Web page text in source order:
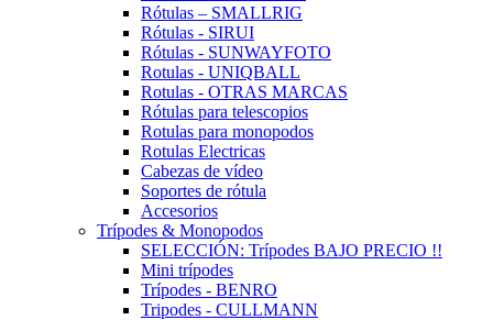
Rótulas – SMALLRIG
Rótulas - SIRUI
Rótulas - SUNWAYFOTO
Rotulas - UNIQBALL
Rotulas - OTRAS MARCAS
Rótulas para telescopios
Rotulas para monopodos
Rotulas Electricas
Cabezas de vídeo
Soportes de rótula
Accesorios
Trípodes & Monopodos
SELECCIÓN: Trípodes BAJO PRECIO !!
Mini trípodes
Trípodes - BENRO
Tripodes - CULLMANN